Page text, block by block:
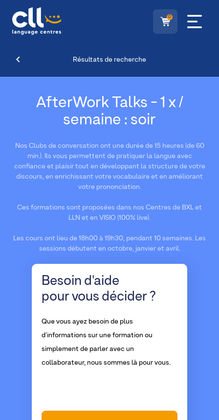
0
Résultats de recherche
AfterWork Talks - 1 x /
semaine : soir
Nos Clubs de conversation ont une durée de 15 heures (de 60
min.). Ils vous permettent de pratiquer la langue avec
confiance et plaisir tout en développant la structure de votre
discours, en enrichissant votre vocabulaire et en améliorant
votre prononciation.
Ces formations sont proposées dans nos Centres de BXL et
LLN et en VISIO (100% live).
Les cours ont lieu de 18h00 à 19h30, pendant 10 semaines. Les
sessions débutent en octobre, janvier et avril.
Besoin d'aide
pour vous décider ?
Que vous ayez besoin de plus
d'informations sur une formation ou
simplement de parler avec un
collaborateur, nous sommes là pour vous.